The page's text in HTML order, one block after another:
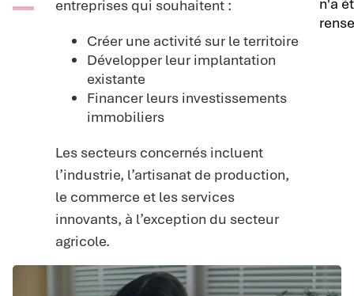
entreprises qui souhaitent :
Créer une activité sur le territoire
Développer leur implantation
existante
Financer leurs investissements
immobiliers
Les secteurs concernés incluent
l’industrie, l’artisanat de production,
le commerce et les services
innovants, à l’exception du secteur
agricole.